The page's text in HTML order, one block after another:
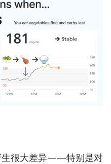
生很大差异——特别是对